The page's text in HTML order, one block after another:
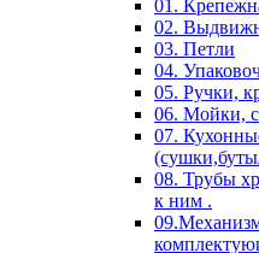
01.
02.
03. Петли
04.
05. Ручки,
06. Мойки,
07.
08. Трубы
к ним .